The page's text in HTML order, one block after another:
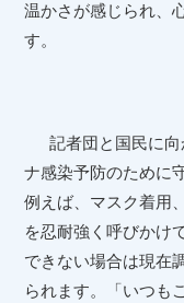
温かさが感じられ、
す。
記者団と国民に向
ナ感染予防のために
例えば、マスク着用、
を忍耐強く呼びかけ
できない場合は現在
られます。「いつも